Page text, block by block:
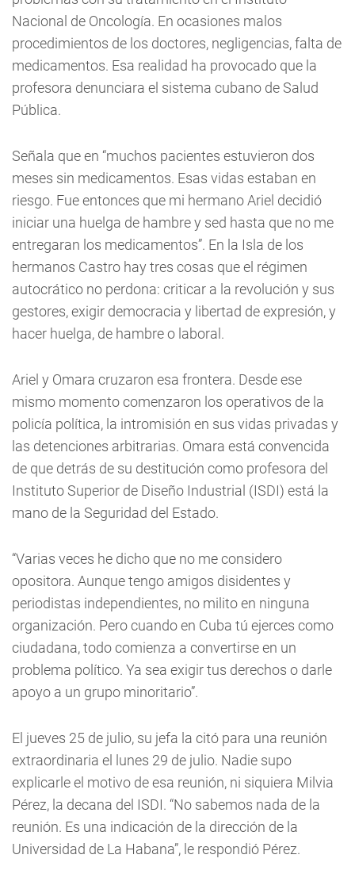
Nacional de Oncología. En ocasiones malos
procedimientos de los doctores, negligencias, falta de
medicamentos. Esa realidad ha provocado que la
profesora denunciara el sistema cubano de Salud
Pública.
Señala que en “muchos pacientes estuvieron dos
meses sin medicamentos. Esas vidas estaban en
riesgo. Fue entonces que mi hermano Ariel decidió
iniciar una huelga de hambre y sed hasta que no me
entregaran los medicamentos”. En la Isla de los
hermanos Castro hay tres cosas que el régimen
autocrático no perdona: criticar a la revolución y sus
gestores, exigir democracia y libertad de expresión, y
hacer huelga, de hambre o laboral.
Ariel y Omara cruzaron esa frontera. Desde ese
mismo momento comenzaron los operativos de la
policía política, la intromisión en sus vidas privadas y
las detenciones arbitrarias. Omara está convencida
de que detrás de su destitución como profesora del
Instituto Superior de Diseño Industrial (ISDI) está la
mano de la Seguridad del Estado.
“Varias veces he dicho que no me considero
opositora. Aunque tengo amigos disidentes y
periodistas independientes, no milito en ninguna
organización. Pero cuando en Cuba tú ejerces como
ciudadana, todo comienza a convertirse en un
problema político. Ya sea exigir tus derechos o darle
apoyo a un grupo minoritario”.
El jueves 25 de julio, su jefa la citó para una reunión
extraordinaria el lunes 29 de julio. Nadie supo
explicarle el motivo de esa reunión, ni siquiera Milvia
Pérez, la decana del ISDI. “No sabemos nada de la
reunión. Es una indicación de la dirección de la
Universidad de La Habana”, le respondió Pérez.